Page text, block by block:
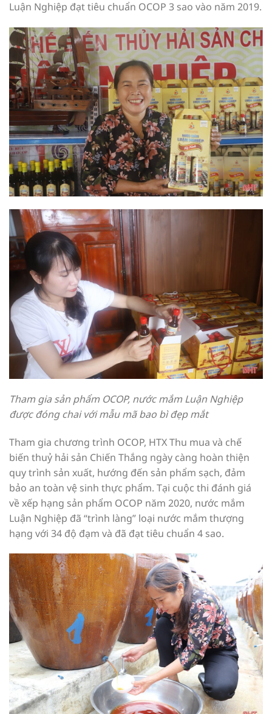
Luận Nghiệp đạt tiêu chuẩn OCOP 3 sao vào năm 2019.
Tham gia sản phẩm OCOP, nước mắm Luận Nghiệp
được đóng chai với mẫu mã bao bì đẹp mắt
Tham gia chương trình OCOP, HTX Thu mua và chế
biến thuỷ hải sản Chiến Thắng ngày càng hoàn thiện
quy trình sản xuất, hướng đến sản phẩm sạch, đảm
bảo an toàn vệ sinh thực phẩm. Tại cuộc thi đánh giá
về xếp hạng sản phẩm OCOP năm 2020, nước mắm
Luận Nghiệp đã “trình làng” loại nước mắm thượng
hạng với 34 độ đạm và đã đạt tiêu chuẩn 4 sao.